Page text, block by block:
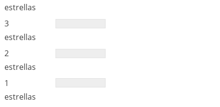
estrellas
3
estrellas
2
estrellas
1
estrellas